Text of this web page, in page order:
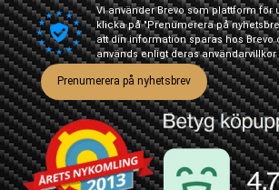
Vi använder Brevo som plattform för
klicka på "Prenumerera på
att din information sparas hos Brevo
används enligt derasanvändarvillkor
Prenumerera på nyhetsbrev